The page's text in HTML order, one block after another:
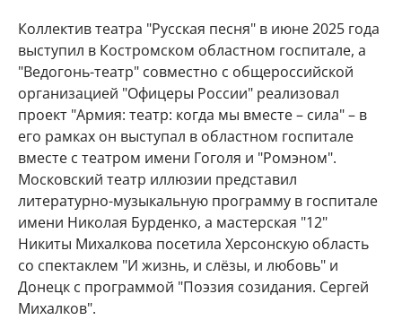
Коллектив театра "Русская песня" в июне 2025 года
выступил в Костромском областном госпитале, а
"Ведогонь-театр" совместно с общероссийской
организацией "Офицеры России" реализовал
проект "Армия: театр: когда мы вместе – сила" – в
его рамках он выступал в областном госпитале
вместе с театром имени Гоголя и "Ромэном".
Московский театр иллюзии представил
литературно-музыкальную программу в госпитале
имени Николая Бурденко, а мастерская "12"
Никиты Михалкова посетила Херсонскую область
со спектаклем "И жизнь, и слёзы, и любовь" и
Донецк с программой "Поэзия созидания. Сергей
Михалков".